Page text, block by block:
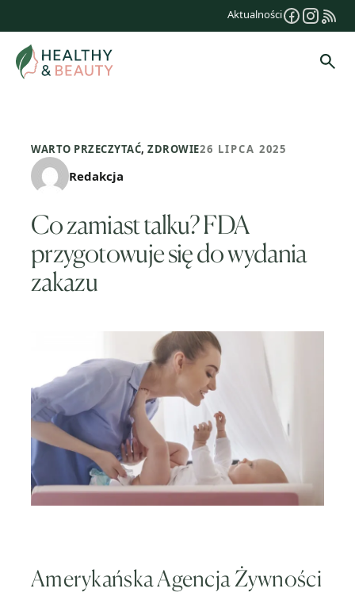
treści
Aktualności
WARTO PRZECZYTAĆ,ZDROWIE26 LIPCA 2025
Redakcja
Co zamiast talku? FDA
przygotowuje się do wydania
zakazu
Amerykańska Agencja Żywności